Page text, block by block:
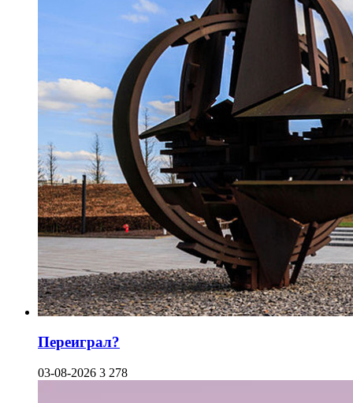
Переиграл?
03-08-2026 3 278